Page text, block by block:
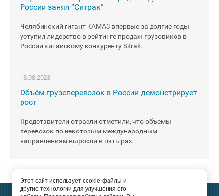
России занял “Ситрак”
Челябинский гигант КАМАЗ впервые за долгие годы
уступил лидерство в рейтинге продаж грузовиков в
России китайскому конкуренту Sitrak.
18.08.2023
Объём грузоперевозок в России демонстрирует
рост
Представители отрасли отметили, что объемы
перевозок по некоторым международным
направлениям выросли в пять раз.
Этот сайт использует cookie-файлы и
другие технологии для улучшения его